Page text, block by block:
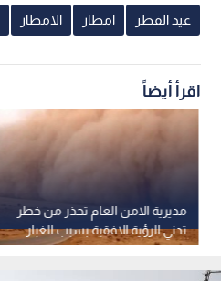
عيد الفطر امطار الامطار
اقرأ أيضاً
مديرية الامن العام تحذر من خطر
تدني الرؤية الافقية بسبب الغبار
والموجة السائدة